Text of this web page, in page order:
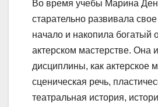
Во время учебы Марина
старательно развивала
начало и накопила богатый
актерском мастерстве. Она
дисциплины, как актерское
сценическая речь,
театральная история,